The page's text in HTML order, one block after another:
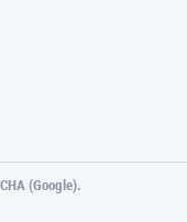
(Google).